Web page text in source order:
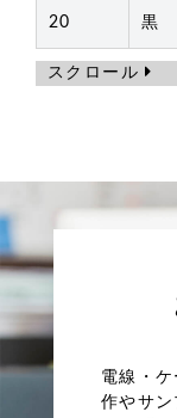
20 黒
スクロール
電線・
作やサ